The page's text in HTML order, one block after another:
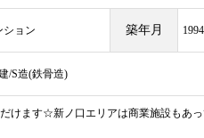
ション 築年月
/S造(鉄骨造)
けます☆新ノ口エリアは商業施設もあっ